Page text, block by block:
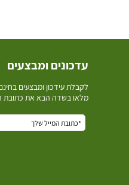
עדכונים ומבצעים
לקבלת עידכון ומבצעים
מלאו בשדה הבא את כתובת